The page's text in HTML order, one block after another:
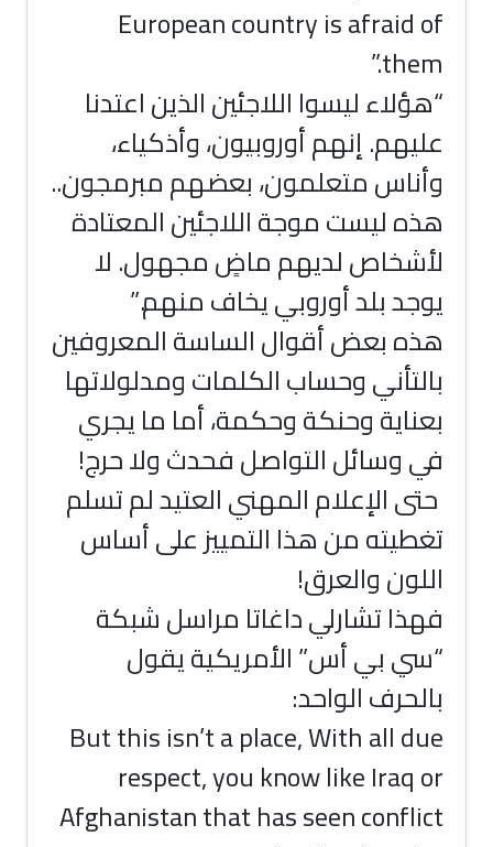
European country is afraid of
them.”
“هؤلاء ليسوا اللاجئين الذين اعتدنا
عليهم. إنهم أوروبيون، وأذكياء،
وأناس متعلمون، بعضهم مبرمجون..
هذه ليست موجة اللاجئين المعتادة
لأشخاص لديهم ماضٍ مجهول. لا
يوجد بلد أوروبي يخاف منهم.”
هذه بعض أقوال الساسة المعروفين
بالتأني وحساب الكلمات ومدلولاتها
بعناية وحنكة وحكمة، أما ما يجري
في وسائل التواصل فحدث ولا حرج!
حتى الإعلام المهني العتيد لم تسلم
تغطيته من هذا التمييز على أساس
اللون والعرق!
فهذا تشارلي داغاتا مراسل شبكة
“سي بي أس” الأمريكية يقول
بالحرف الواحد:
But this isn’t a place, With all due
respect, you know like Iraq or
Afghanistan that has seen conflict